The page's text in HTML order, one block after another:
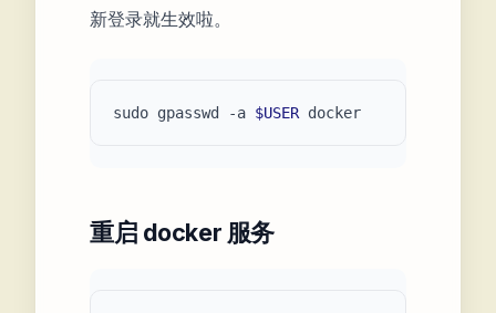
新登录就生效啦。
sudo gpasswd -a $USER
重启 docker 服务